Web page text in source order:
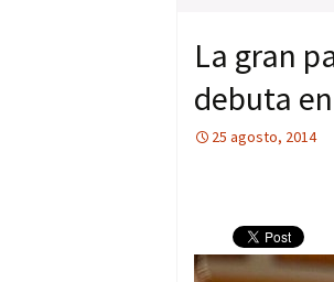
La gran
debuta
25 agosto, 2014